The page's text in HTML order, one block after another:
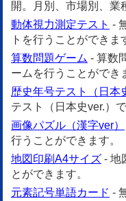
開。月別、市場別、業
動体視力測定テスト -
トを行うことができま
算数問題ゲーム - 算数
ームを行うことができ
歴史年号テスト（日本
テスト（日本史ver.）
画像パズル（漢字ver）
行うことができます。
地図印刷A4サイズ - 地
とができます。
元素記号単語カード -